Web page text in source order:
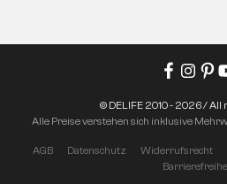
AGB Datenschutz Widerrufsrecht
© DELIFE 2010 - 2026 / All
Alle Preise verstehen sich inklusive